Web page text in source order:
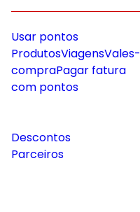
Usar pontos
ProdutosViagensVales-
compraPagar fatura
com pontos
Descontos
Parceiros